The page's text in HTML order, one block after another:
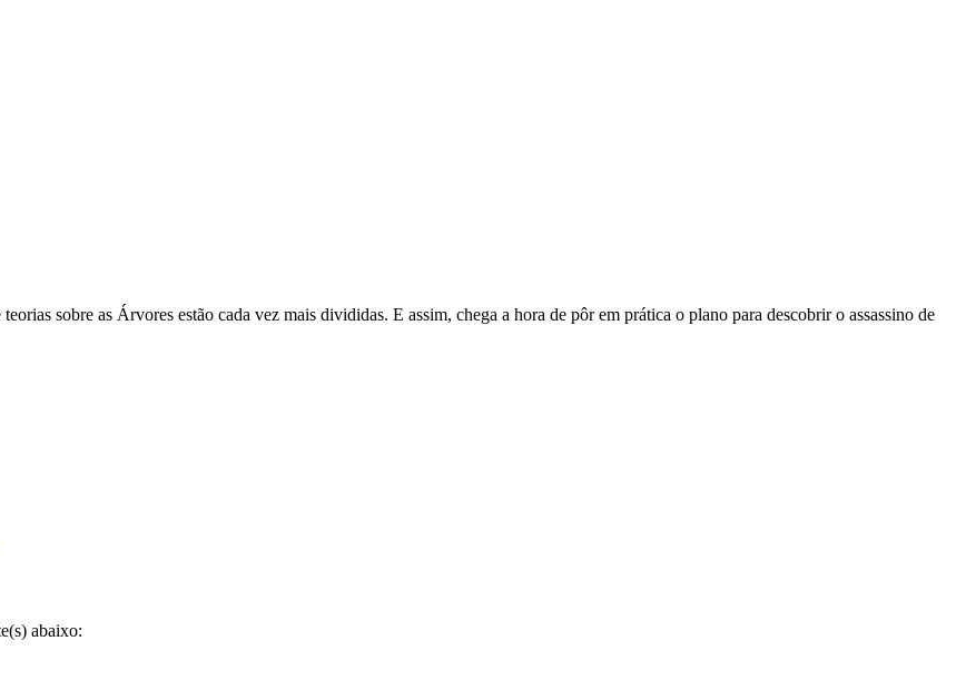
sobre as Árvores estão cada vez mais divididas. E assim, chega a hora de pôr em prática o plano para descobrir o assassino de
abaixo: